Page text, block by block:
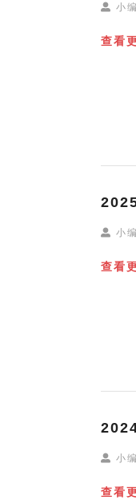
小编
查看
小编
查看
小编
查看